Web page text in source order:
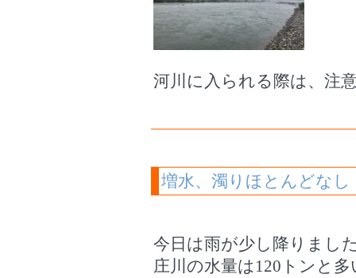
河川に入られる際は、注
増水、濁りほとんどなし
今日は雨が少し降りまし
庄川の水量は120トンと